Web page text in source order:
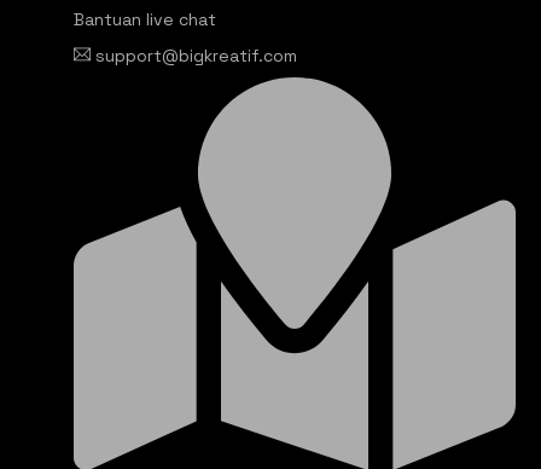
Bantuan live chat
support@bigkreatif.com